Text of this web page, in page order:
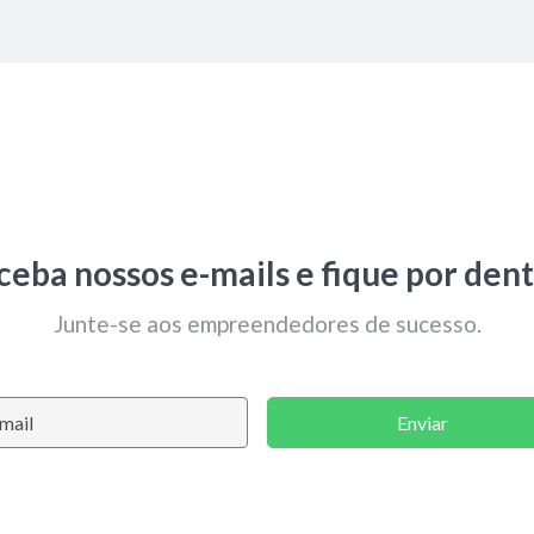
nossos e-mails e fique por
Junte-se aos empreendedores de sucesso.
Enviar